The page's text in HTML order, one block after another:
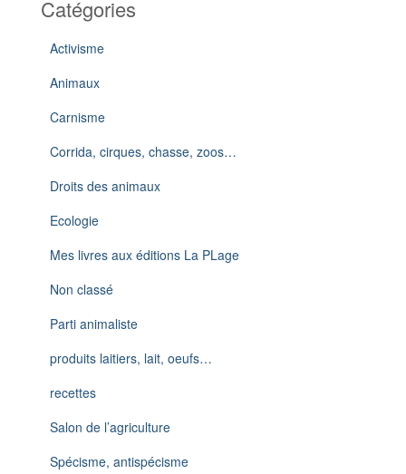
Catégories
Activisme
Animaux
Carnisme
Corrida, cirques, chasse, zoos…
Droits des animaux
Ecologie
Mes livres aux éditions La PLage
Non classé
Parti animaliste
produits laitiers, lait, oeufs…
recettes
Salon de l’agriculture
Spécisme, antispécisme